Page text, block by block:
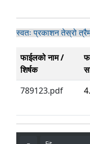
स्वतः प्रकाशन तेस्रो
फाईलको नाम /
शिर्षक
789123.pdf